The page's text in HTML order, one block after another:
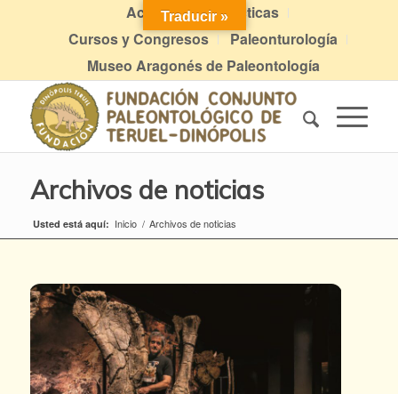
Actividades didácticas
Cursos y Congresos
Paleonturología
Museo Aragonés de Paleontología
Archivos de noticias
Usted está aquí: Inicio / Archivos de noticias
Traducir »